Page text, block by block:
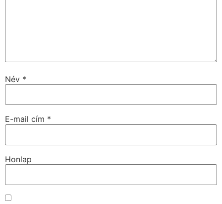
Név *
E-mail cím *
Honlap